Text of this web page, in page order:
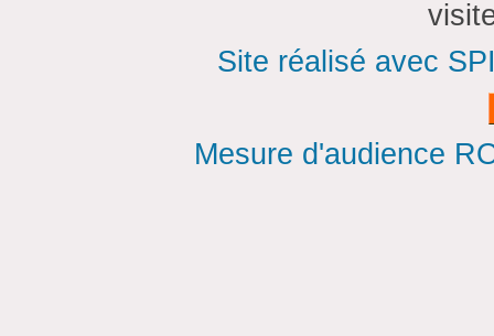
Site réalisé avec
Mesure d'audience